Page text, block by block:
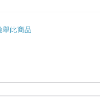
舉此商品